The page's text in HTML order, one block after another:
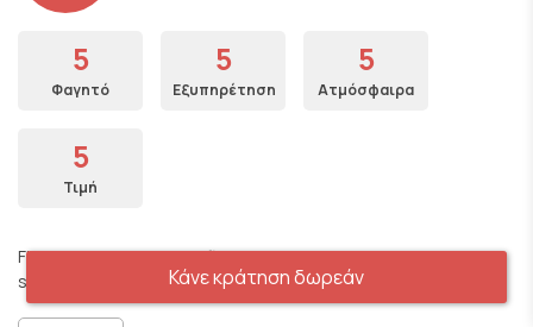
5
Φαγητό
5
Εξυπηρέτηση
5
Ατμόσφαιρα
5
Τιμή
Fifth time in Athens and first time at the Yard. The food and
service were excellent. The quality was above par for sure .
Κάνε κράτηση δωρεάν